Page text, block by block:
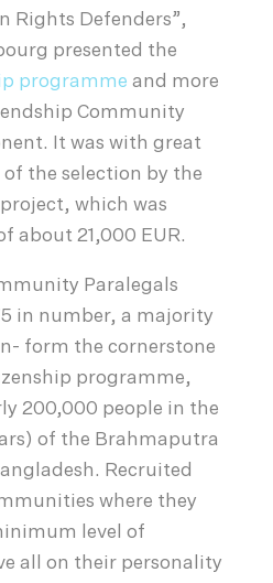
Rights Defenders”,
presented the
programme and more
Community
It was with great
the selection by the
which was
about 21,000 EUR.
Paralegals
in number, a majority
form the cornerstone
programme,
200,000 people in the
of the Brahmaputra
Recruited
where they
level of
all on their personality